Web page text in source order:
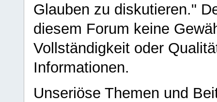
Glauben zu diskutieren."
diesem Forum keine
Vollständigkeit oder
Informationen.
Unseriöse Themen und